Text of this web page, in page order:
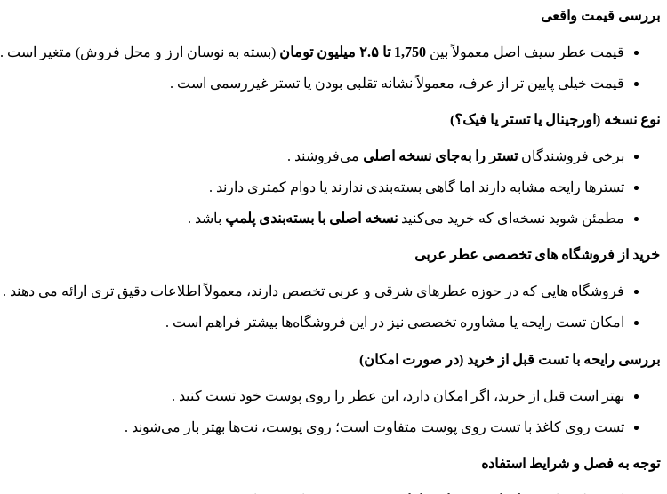
بررسی قیمت واقعی
قیمت عطر سیف اصل معمولاً بین 1,750 تا ۲.۵ میلیون تومان (بسته به نوسان ارز و محل فروش) متغیر است .
قیمت خیلی پایین‌ تر از عرف، معمولاً نشانه تقلبی بودن یا تستر غیررسمی است .
نوع نسخه (اورجینال یا تستر یا فیک؟)
برخی فروشندگانتستر را به‌جای نسخه اصلی می‌فروشند .
تسترها رایحه مشابه دارند اما گاهی بسته‌بندی ندارند یا دوام کمتری دارند .
مطمئن شوید نسخه‌ای که خرید می‌کنید نسخه اصلی با بسته‌بندی پلمپ باشد .
خرید از فروشگاه‌ های تخصصی عطر عربی
فروشگاه‌ هایی که در حوزه عطرهای شرقی و عربی تخصص دارند، معمولاً اطلاعات دقیق‌ تری ارائه می‌ دهند .
امکان تست رایحه یا مشاوره تخصصی نیز در این فروشگاه‌ها بیشتر فراهم است .
بررسی رایحه با تست قبل از خرید (در صورت امکان)
بهتر است قبل از خرید، اگر امکان دارد، این عطر را روی پوست خود تست کنید .
تست روی کاغذ با تست روی پوست متفاوت است؛ روی پوست، نت‌ها بهتر باز می‌شوند .
توجه به فصل و شرایط استفاده